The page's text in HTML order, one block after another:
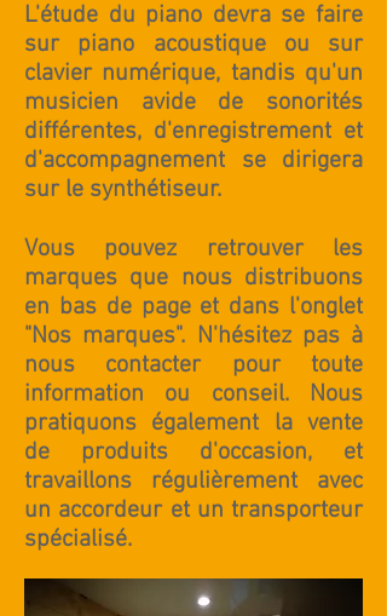
L'étude du piano devra se faire
sur piano acoustique ou sur
clavier numérique, tandis qu'un
musicien avide de sonorités
différentes, d'enregistrement et
d'accompagnement se dirigera
sur le synthétiseur.
Vous pouvez retrouver les
marques que nous distribuons
en bas de page et dans l'onglet
"Nos marques". N'hésitez pas à
nous contacter pour toute
information ou conseil. Nous
pratiquons également la vente
de produits d'occasion, et
travaillons régulièrement avec
un accordeur et un transporteur
spécialisé.